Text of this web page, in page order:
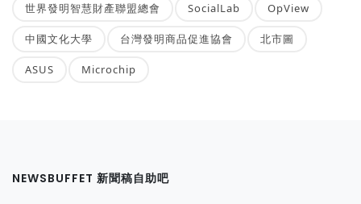
世界發明智慧財產聯盟總會 SocialLab OpView
中國文化大學 台灣發明商品促進協會 北市圖
ASUS Microchip
NEWSBUFFET 新聞稿自助吧